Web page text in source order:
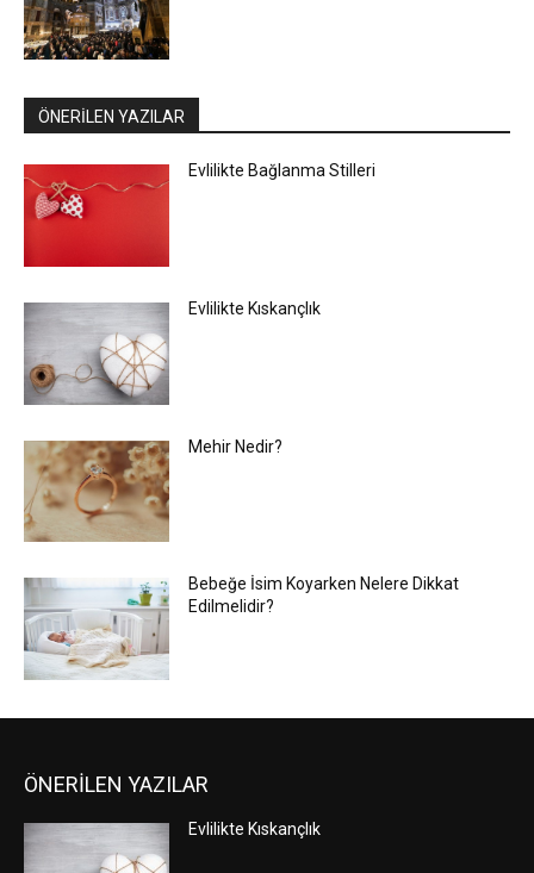
ÖNERİLEN YAZILAR
Evlilikte Bağlanma Stilleri
Evlilikte Kıskançlık
Mehir Nedir?
Bebeğe İsim Koyarken Nelere Dikkat
Edilmelidir?
ÖNERİLEN YAZILAR
Evlilikte Kıskançlık